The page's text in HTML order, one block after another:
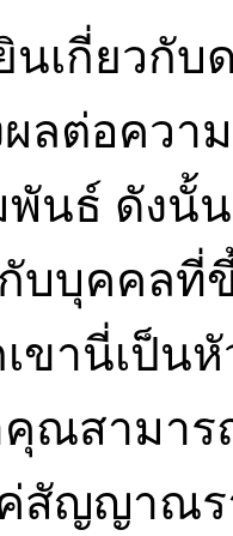
เกี่ยวกับ
ลต่อควา
นธ์ ดังนั้
บบุคคลที่
เขานี่เป็
คุณสามา
ค่สัญญาณ